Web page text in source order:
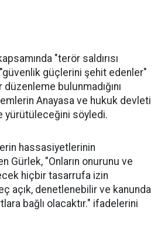
"terör saldırısı
güçlerini şehit edenler"
düzenleme bulunmadığını
Anayasa ve hukuk devleti
yürütüleceğini söyledi.
hassasiyetlerinin
Gürlek, "Onların onurunu ve
hiçbir tasarrufa izin
açık, denetlenebilir ve kanunda
bağlı olacaktır." ifadelerini